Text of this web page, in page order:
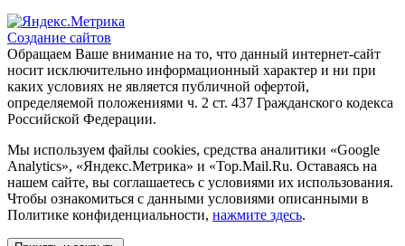
Создание сайтов
Обращаем Ваше внимание на то, что данный интернет-сайт
носит исключительно информационный характер и ни при
каких условиях не является публичной офертой,
определяемой положениями ч. 2 ст. 437 Гражданского кодекса
Российской Федерации.
Мы используем файлы cookies, средства аналитики «Google
Analytics», «Яндекс.Метрика» и «Top.Mail.Ru. Оставаясь на
нашем сайте, вы соглашаетесь с условиями их использования.
Чтобы ознакомиться с данными условиями описанными в
Политике конфиденциальности, нажмите здесь.